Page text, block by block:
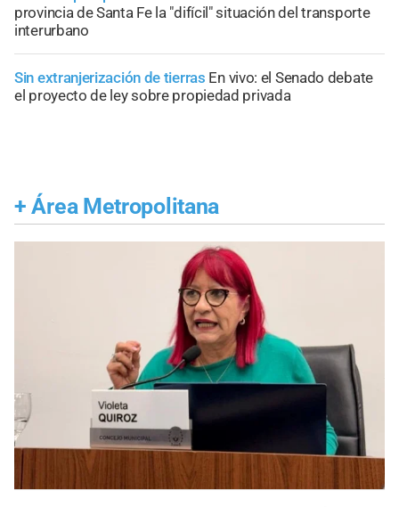
provincia de Santa Fe la "difícil" situación del transporte
interurbano
Sin extranjerización de tierras En vivo: el Senado debate
el proyecto de ley sobre propiedad privada
+ Área Metropolitana